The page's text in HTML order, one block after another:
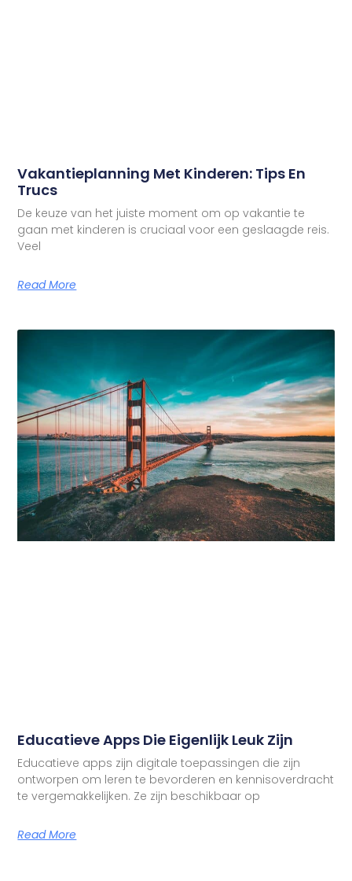
Vakantieplanning Met Kinderen: Tips En
Trucs
De keuze van het juiste moment om op vakantie te
gaan met kinderen is cruciaal voor een geslaagde reis.
Veel
Read More
Educatieve Apps Die Eigenlijk Leuk Zijn
Educatieve apps zijn digitale toepassingen die zijn
ontworpen om leren te bevorderen en kennisoverdracht
te vergemakkelijken. Ze zijn beschikbaar op
Read More